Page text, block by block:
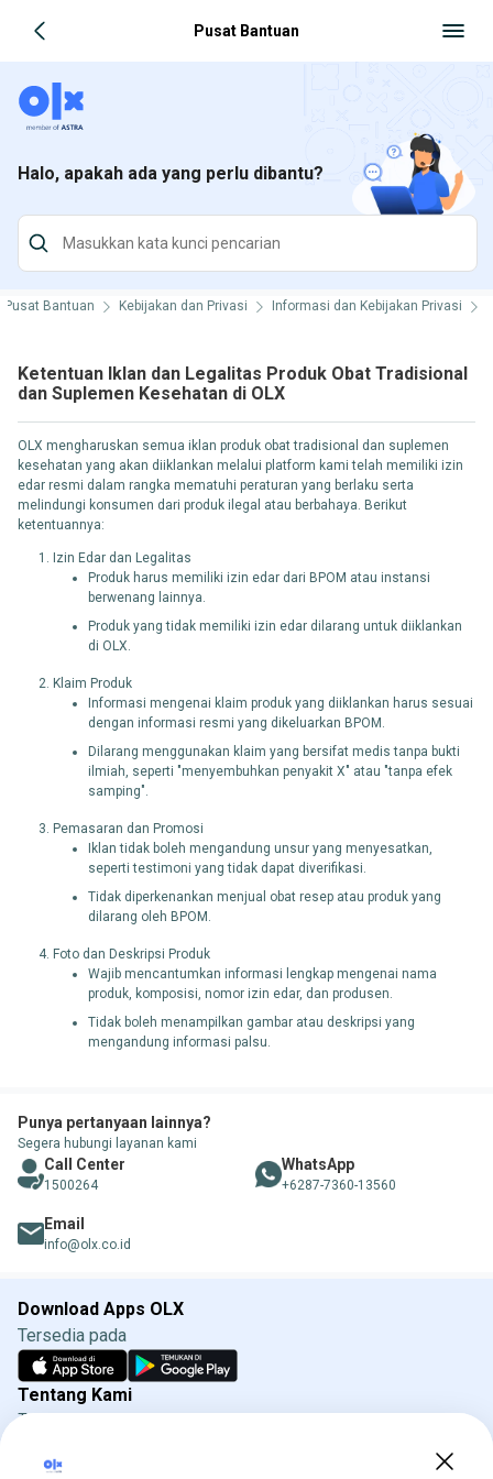
Pusat Bantuan
Halo, apakah ada yang perlu dibantu?
Pusat Bantuan Kebijakan dan Privasi Informasi dan Kebijakan Privasi
Ketentuan Iklan dan Legalitas Produk Obat Tradisional
dan Suplemen Kesehatan di OLX
OLX mengharuskan semua iklan produk obat tradisional dan suplemen
kesehatan yang akan diiklankan melalui platform kami telah memiliki izin
edar resmi dalam rangka mematuhi peraturan yang berlaku serta
melindungi konsumen dari produk ilegal atau berbahaya. Berikut
ketentuannya:
Izin Edar dan Legalitas
Produk harus memiliki izin edar dari BPOM atau instansi
berwenang lainnya.
Produk yang tidak memiliki izin edar dilarang untuk diiklankan
di OLX.
Klaim Produk
Informasi mengenai klaim produk yang diiklankan harus sesuai
dengan informasi resmi yang dikeluarkan BPOM.
Dilarang menggunakan klaim yang bersifat medis tanpa bukti
ilmiah, seperti "menyembuhkan penyakit X" atau "tanpa efek
samping".
Pemasaran dan Promosi
Iklan tidak boleh mengandung unsur yang menyesatkan,
seperti testimoni yang tidak dapat diverifikasi.
Tidak diperkenankan menjual obat resep atau produk yang
dilarang oleh BPOM.
Foto dan Deskripsi Produk
Wajib mencantumkan informasi lengkap mengenai nama
produk, komposisi, nomor izin edar, dan produsen.
Tidak boleh menampilkan gambar atau deskripsi yang
mengandung informasi palsu.
Punya pertanyaan lainnya?
Segera hubungi layanan kami
Call Center
1500264
WhatsApp
+6287-7360-13560
Email
info@olx.co.id
Download Apps OLX
Tersedia pada
Tentang Kami
Tentang OLX
Direktorat Jenderal Perlindungan Konsumen dan